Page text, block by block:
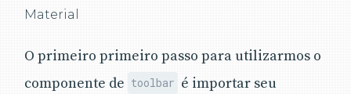
Material
O primeiro primeiro passo para utilizarmos o
componente de toolbar é importar seu